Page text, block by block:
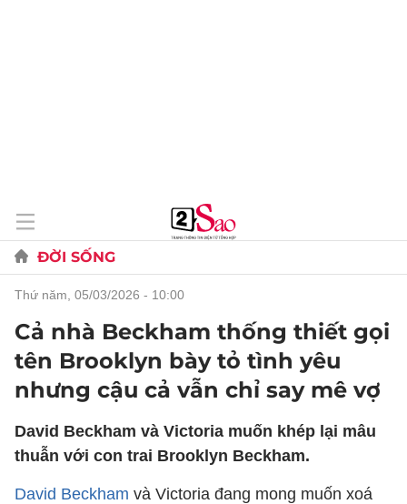
ĐỜI SỐNG
thứ năm, 05/03/2026 - 10:00
Cả nhà Beckham thống thiết gọi
tên Brooklyn bày tỏ tình yêu
nhưng cậu cả vẫn chỉ say mê vợ
David Beckham và Victoria muốn khép lại mâu
thuẫn với con trai Brooklyn Beckham.
David Beckham và Victoria đang mong muốn xoá